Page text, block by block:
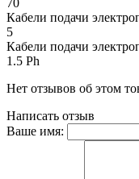
Кабели подачи
5
Кабели подачи
1.5 Ph
Нет отзывов об этом
Написать отзыв
Ваше имя: